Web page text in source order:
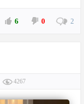
6 0 2
4267